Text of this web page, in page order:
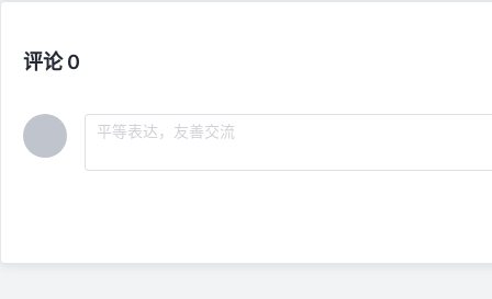
评论 0